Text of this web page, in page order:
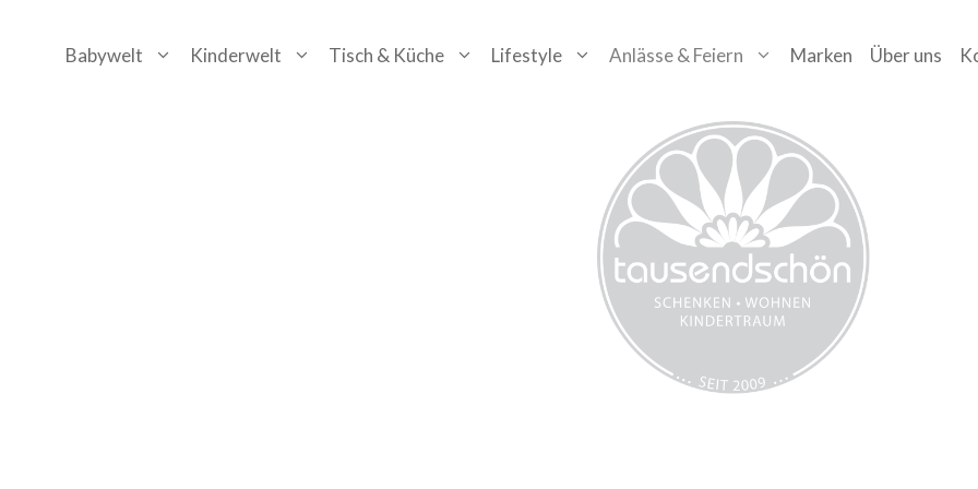
ZumBabywelt Kinderwelt Tisch & Küche Lifestyle Anlässe & Feiern Marken Über uns